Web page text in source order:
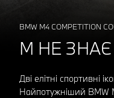
BMW M4 COMPETITION
M НЕ
Дві елітні спортивні
Найпотужніший BMW